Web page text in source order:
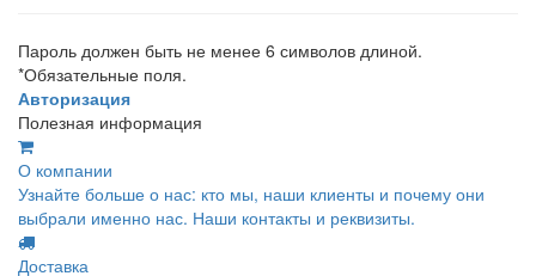
Пароль должен быть не менее 6 символов длиной.
*Обязательные поля.
Авторизация
Полезная информация
О компании
Узнайте больше о нас: кто мы, наши клиенты и почему они
выбрали именно нас. Наши контакты и реквизиты.
Доставка